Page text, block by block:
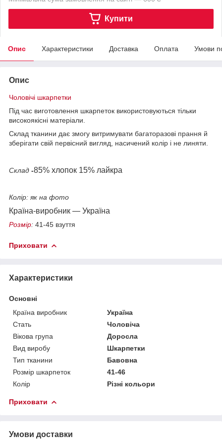
Купити
Опис Характеристики Доставка Оплата Умови
Опис
Чоловічі шкарпетки
Під час виготовлення шкарпеток використовуються тільки
високоякісні матеріали.
Склад тканини дає змогу витримувати багаторазові прання й
зберігати свій первісний вигляд, насичений колір і не линяти.
Склад -85% хлопок 15% лайкра
Колір: як на фото
Країна-виробник — Україна
Розмір: 41-45 взуття
Приховати
Характеристики
Основні
Країна виробник
Україна
Стать
Чоловіча
Вікова група
Доросла
Вид виробу
Шкарпетки
Тип тканини
Бавовна
Розмір шкарпеток
41-46
Колір
Різні кольори
Приховати
Умови доставки